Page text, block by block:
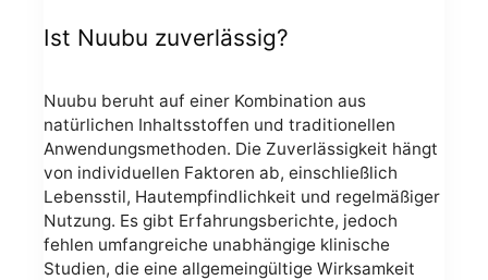
Ist Nuubu zuverlässig?
Nuubu beruht auf einer Kombination aus
natürlichen Inhaltsstoffen und traditionellen
Anwendungsmethoden. Die Zuverlässigkeit hängt
von individuellen Faktoren ab, einschließlich
Lebensstil, Hautempfindlichkeit und regelmäßiger
Nutzung. Es gibt Erfahrungsberichte, jedoch
fehlen umfangreiche unabhängige klinische
Studien, die eine allgemeingültige Wirksamkeit